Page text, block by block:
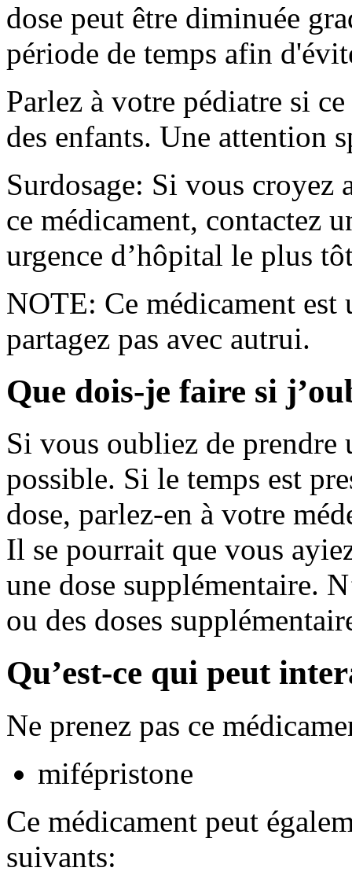
dose peut être diminuée
période de temps afin
Parlez à votre pédiatre si
des enfants. Une attention
Surdosage: Si vous croyez
ce médicament, contactez
urgence d’hôpital le plus
NOTE: Ce médicament
partagez pas avec autrui.
Que dois-je faire si
Si vous oubliez de prendre
possible. Si le temps est
dose, parlez-en à votre
Il se pourrait que vous
une dose supplémentaire.
ou des doses
Qu’est-ce qui peut
Ne prenez pas ce
mifépristone
Ce médicament peut
suivants: